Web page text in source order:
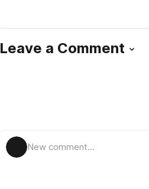
Leave a Comment